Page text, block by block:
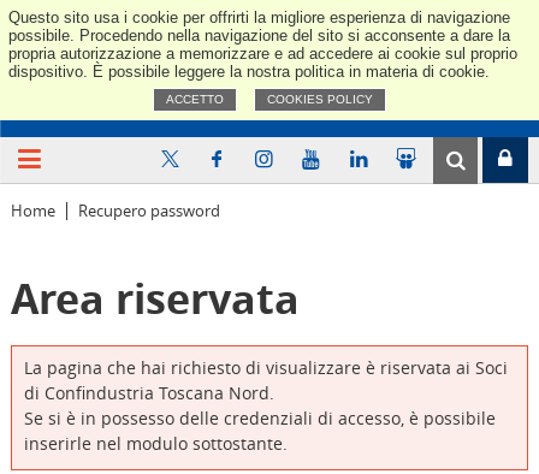
Questo sito usa i cookie per offrirti la migliore esperienza di navigazione
possibile. Procedendo nella navigazione del sito si acconsente a dare la
propria autorizzazione a memorizzare e ad accedere ai cookie sul proprio
dispositivo. È possibile leggere la nostra politica in materia di cookie.
ACCETTO COOKIES POLICY
Home Recupero password
Area riservata
La pagina che hai richiesto di visualizzare è riservata ai Soci
di Confindustria Toscana Nord.
Se si è in possesso delle credenziali di accesso, è possibile
inserirle nel modulo sottostante.